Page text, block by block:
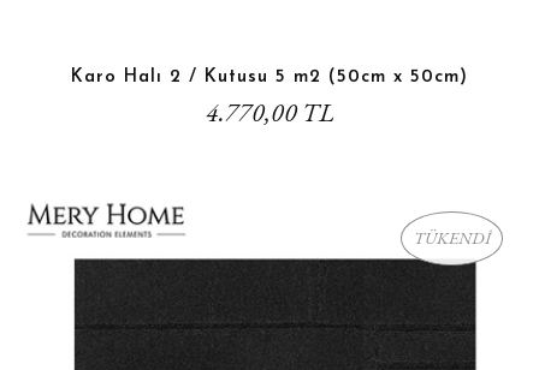
Karo Halı 2 / Kutusu 5 m2 (50cm x 50cm)
4.770,00 TL
TÜKENDİ